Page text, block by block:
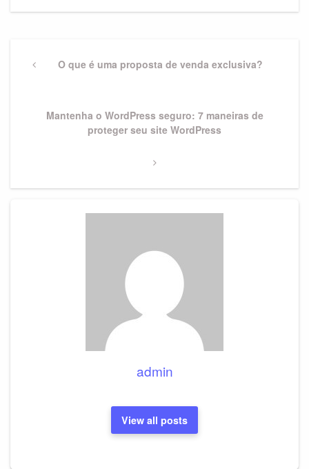
PreviousO que é uma proposta de venda exclusiva?
NextMantenha o WordPress seguro: 7 maneiras de
proteger seu site WordPress
admin
View all posts